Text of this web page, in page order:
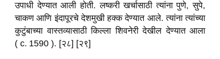
उपाधी देण्यात आली होती. लष्करी खर्चासाठी त्यांना पुणे, सुपे,
चाकण आणि इंदापूरचे देशमुखी हक्क देण्यात आले. त्यांना त्यांच्या
कुटुंबाच्या वास्तव्यासाठी किल्ला शिवनेरी देखील देण्यात आला
( c. 1590 ). [२८] [२९]